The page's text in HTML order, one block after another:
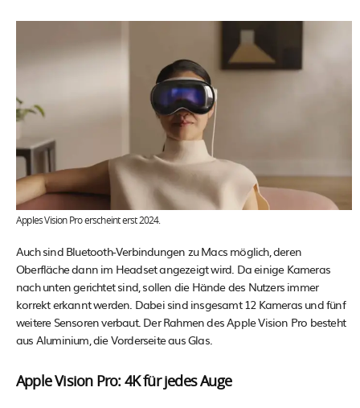
Apples Vision Pro erscheint erst 2024.
Auch sind Bluetooth-Verbindungen zu Macs möglich, deren
Oberfläche dann im Headset angezeigt wird. Da einige Kameras
nach unten gerichtet sind, sollen die Hände des Nutzers immer
korrekt erkannt werden. Dabei sind insgesamt 12 Kameras und fünf
weitere Sensoren verbaut. Der Rahmen des Apple Vision Pro besteht
aus Aluminium, die Vorderseite aus Glas.
Apple Vision Pro: 4K für jedes Auge